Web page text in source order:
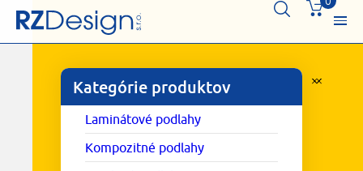
Kategórie produktov
Laminátové podlahy
Kompozitné podlahy